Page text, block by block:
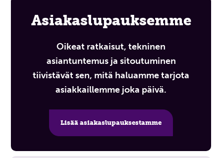
Asiakaslupauksemme
Oikeat ratkaisut, tekninen
asiantuntemus ja sitoutuminen
tiivistävät sen, mitä haluamme tarjota
asiakkaillemme joka päivä.
Lisää asiakaslupauksestamme